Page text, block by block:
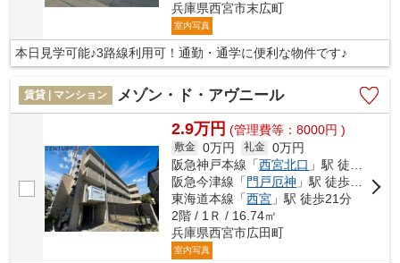
兵庫県西宮市末広町
室内写真
本日見学可能♪3路線利用可！通勤・通学に便利な物件です♪
賃貸 | マンション メゾン・ド・アヴニール
2.9万円 (管理費等：8000円 )
敷金 0万円 礼金 0万円
阪急神戸本線「西宮北口 」駅 徒歩14分
阪急今津線「 門戸厄神 」駅 徒歩18分
東海道本線「西宮 」駅 徒歩21分
2階 / 1Ｒ / 16.74㎡
兵庫県西宮市広田町
室内写真